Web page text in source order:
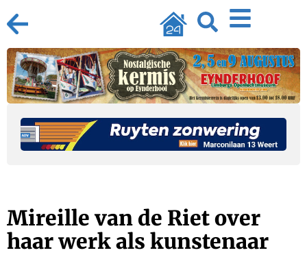
Mireille van de Riet over
haar werk als kunstenaar